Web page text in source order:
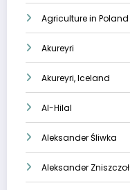
Agriculture in Poland
Akureyri
Akureyri, Iceland
Al-Hilal
Aleksander Śliwka
Aleksander Zniszczoł